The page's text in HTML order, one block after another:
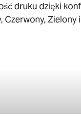
druku dzięki
Czerwony, Zielony